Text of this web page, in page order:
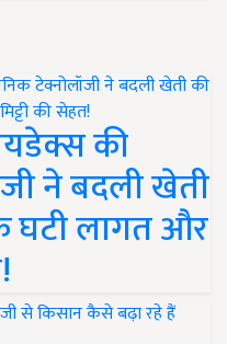
की
ने बदली खेती
घटी लागत और